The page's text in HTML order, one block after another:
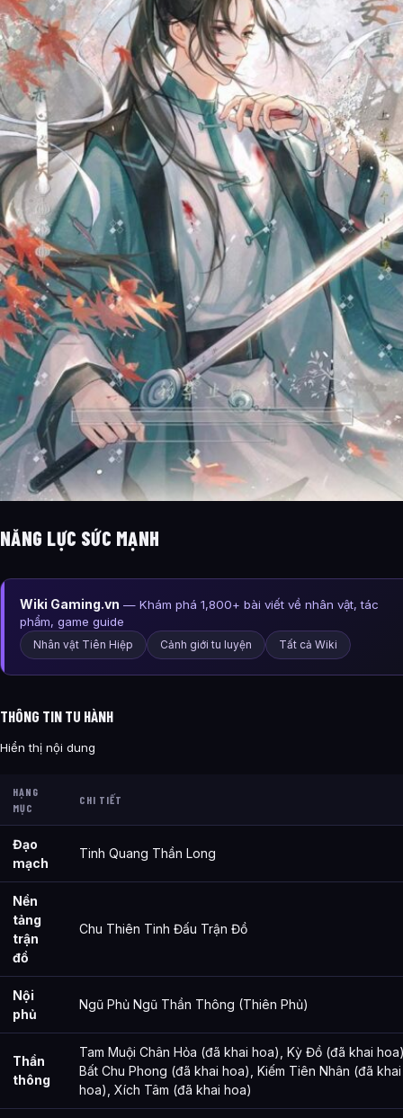
NĂNG LỰC SỨC MẠNH
Wiki Gaming.vn — Khám phá 1,800+ bài viết về nhân vật, tác
phẩm, game guide
Nhân vật Tiên Hiệp Cảnh giới tu luyện Tất cả Wiki
THÔNG TIN TU HÀNH
Hiển thị nội dung
HẠNG
MỤC
CHI TIẾT
Đạo
mạch
Tinh Quang Thần Long
Nền
tảng
trận
đồ
Chu Thiên Tinh Đấu Trận Đồ
Nội
phủ
Ngũ Phủ Ngũ Thần Thông (Thiên Phủ)
Thần
thông
Tam Muội Chân Hỏa (đã khai hoa), Kỳ Đồ (đã khai
Bất Chu Phong (đã khai hoa), Kiếm Tiên Nhân (đã khai
hoa), Xích Tâm (đã khai hoa)